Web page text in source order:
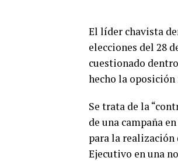
El líder chavista
elecciones del 28
cuestionado
hecho la
Se trata de la
de una campaña
para la
Ejecutivo en una